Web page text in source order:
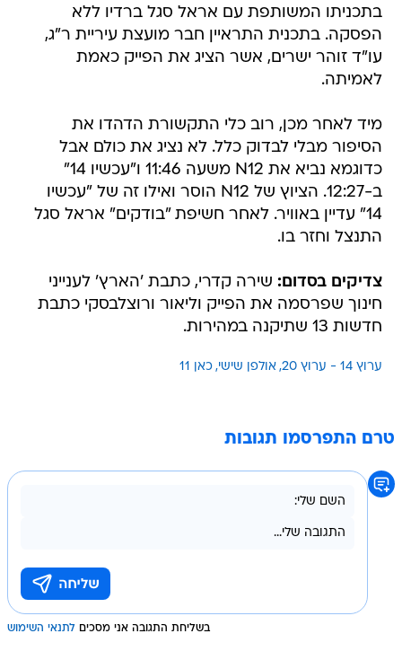
בתכניתו המשותפת עם אראל סגל ברדיו ללא
הפסקה. בתכנית התראיין חבר מועצת עיריית ר"ג,
עו"ד זוהר ישרים, אשר הציג את הפייק כאמת
לאמיתה.
מיד לאחר מכן, רוב כלי התקשורת הדהדו את
הסיפור מבלי לבדוק כלל. לא נציג את כולם אבל
כדוגמא נביא את N12 משעה 11:46 ו"עכשיו 14"
ב-12:27. הציוץ של N12 הוסר ואילו זה של "עכשיו
14" עדיין באוויר. לאחר חשיפת "בודקים" אראל סגל
התנצל וחזר בו.
צדיקים בסדום: שירה קדרי, כתבת 'הארץ' לענייני
חינוך שפרסמה את הפייק וליאור ורוצלבסקי כתבת
חדשות 13 שתיקנה במהירות.
ערוץ 14 - ערוץ 20 אולפן שישי כאן 11
טרם התפרסמו תגובות
בשליחת התגובה אני מסכים לתנאי השימוש